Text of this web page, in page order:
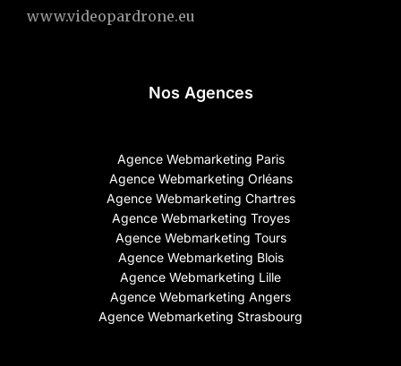
www.videopardrone.eu
Nos Agences
Agence Webmarketing Paris
Agence Webmarketing Orléans
Agence Webmarketing Chartres
Agence Webmarketing Troyes
Agence Webmarketing Tours
Agence Webmarketing Blois
Agence Webmarketing Lille
Agence Webmarketing Angers
Agence Webmarketing Strasbourg